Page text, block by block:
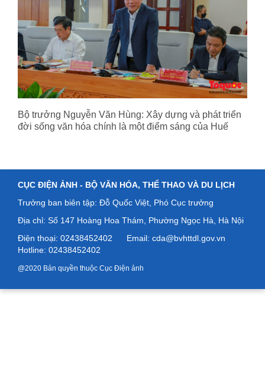
Bộ trưởng Nguyễn Văn Hùng: Xây dựng và phát triển
đời sống văn hóa chính là một điểm sáng của Huế
CỤC ĐIỆN ẢNH - BỘ VĂN HÓA, THỂ THAO VÀ DU LỊCH
Trưởng ban biên tập: Đỗ Quốc Việt, Phó Cục trưởng
Địa chỉ: Số 147 Hoàng Hoa Thám, Phường Ngọc Hà, Hà Nội
Điện thoại: 02438452402 Email: cda@bvhttdl.gov.vn
Hotline: 02438452402
@2020 Bản quyền thuộc Cục Điện ảnh